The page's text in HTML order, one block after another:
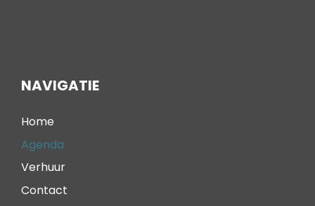
NAVIGATIE
Home
Agenda
Verhuur
Contact